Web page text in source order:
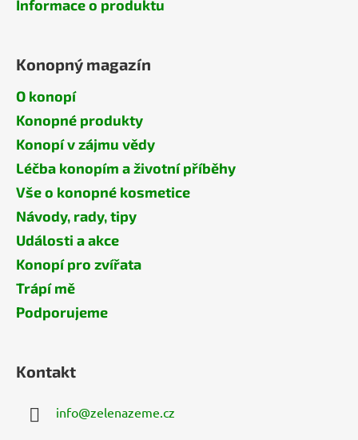
Informace o produktu
Konopný magazín
O konopí
Konopné produkty
Konopí v zájmu vědy
Léčba konopím a životní příběhy
Vše o konopné kosmetice
Návody, rady, tipy
Události a akce
Konopí pro zvířata
Trápí mě
Podporujeme
Kontakt
info@zelenazeme.cz